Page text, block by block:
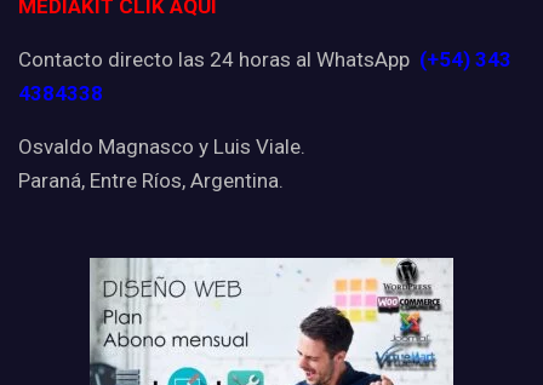
MEDIAKIT CLIK AQUI
Contacto directo las 24 horas al WhatsApp (+54) 343
4384338
Osvaldo Magnasco y Luis Viale.
Paraná, Entre Ríos, Argentina.